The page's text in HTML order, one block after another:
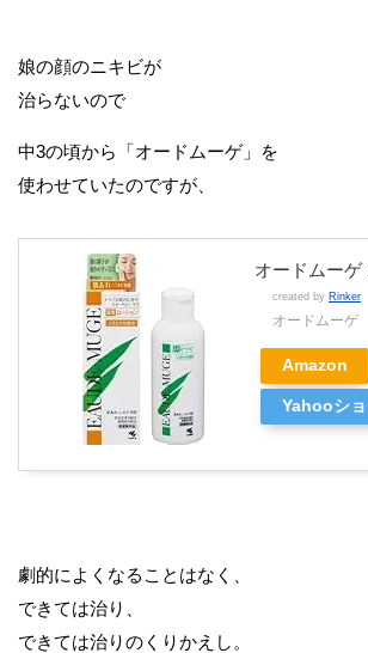
娘の顔のニキビが
治らないので
中3の頃から「オードムーゲ」を
使わせていたのですが、
オードムーゲ
created by Rinker
オードムーゲ
Amazon
Yahooシ
劇的によくなることはなく、
できては治り、
できては治りのくりかえし。